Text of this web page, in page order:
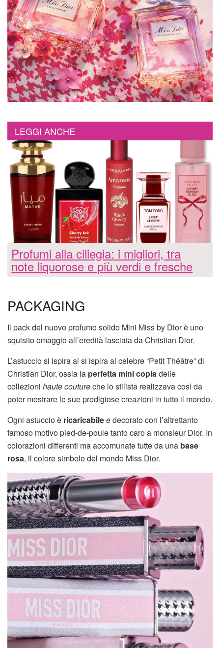
LEGGI ANCHE
Profumi alla ciliegia: i migliori, tra
note liquorose e più verdi e fresche
PACKAGING
Il pack del nuovo profumo solido Mini Miss by Dior è uno
squisito omaggio all’eredità lasciata da Christian Dior.
L’astuccio si ispira al si ispira al celebre “Petit Théâtre” di
Christian Dior, ossia la perfetta mini copiadelle
collezioni haute coutureche lo stilista realizzava così da
poter mostrare le sue prodigiose creazioni in tutto il mondo.
Ogni astuccio è ricaricabilee decorato con l’altrettanto
famoso motivo pied-de-poule tanto caro a monsieur Dior. In
colorazioni differenti ma accomunate tutte da una base
rosa, il colore simbolo del mondo Miss Dior.